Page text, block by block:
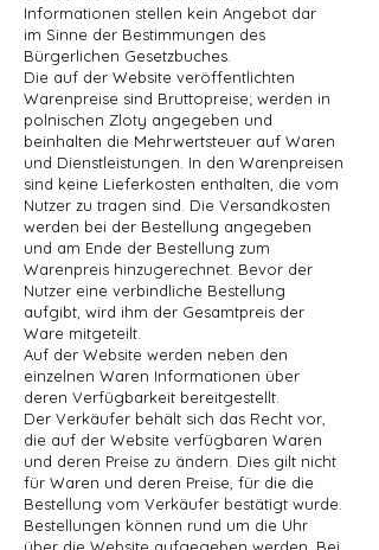
Informationen stellen kein Angebot dar
im Sinne der Bestimmungen des
Bürgerlichen Gesetzbuches.
Die auf der Website veröffentlichten
Warenpreise sind Bruttopreise; werden in
polnischen Zloty angegeben und
beinhalten die Mehrwertsteuer auf Waren
und Dienstleistungen. In den Warenpreisen
sind keine Lieferkosten enthalten, die vom
Nutzer zu tragen sind. Die Versandkosten
werden bei der Bestellung angegeben
und am Ende der Bestellung zum
Warenpreis hinzugerechnet. Bevor der
Nutzer eine verbindliche Bestellung
aufgibt, wird ihm der Gesamtpreis der
Ware mitgeteilt.
Auf der Website werden neben den
einzelnen Waren Informationen über
deren Verfügbarkeit bereitgestellt.
Der Verkäufer behält sich das Recht vor,
die auf der Website verfügbaren Waren
und deren Preise zu ändern. Dies gilt nicht
für Waren und deren Preise, für die die
Bestellung vom Verkäufer bestätigt wurde.
Bestellungen können rund um die Uhr